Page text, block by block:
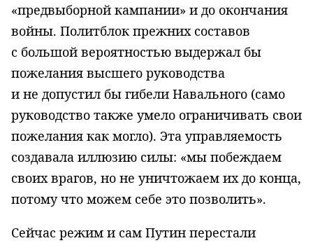
«предвыборной кампании» и до окончания
войны. Политблок прежних составов
с большой вероятностью выдержал бы
пожелания высшего руководства
и не допустил бы гибели Навального (само
руководство также умело ограничивать свои
пожелания как могло). Эта управляемость
создавала иллюзию силы: «мы побеждаем
своих врагов, но не уничтожаем их до конца,
потому что можем себе это позволить».
Сейчас режим и сам Путин перестали